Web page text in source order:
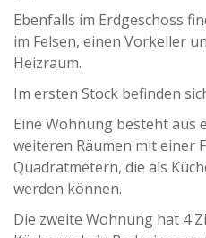
Ebenfalls im Erdgeschoss
im Felsen, einen Vorkeller
Heizraum.
Im ersten Stock befinden
Eine Wohnung besteht aus
weiteren Räumen mit einer
Quadratmetern, die als
werden können.
Die zweite Wohnung hat 4